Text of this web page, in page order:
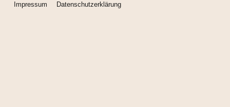
Impressum Datenschutzerklärung